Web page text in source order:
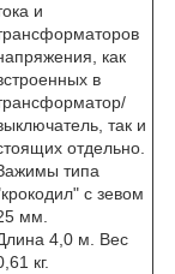
и
как
в
так и
отдельно.
типа
с зевом
мм.
4,0 м. Вес
кг.